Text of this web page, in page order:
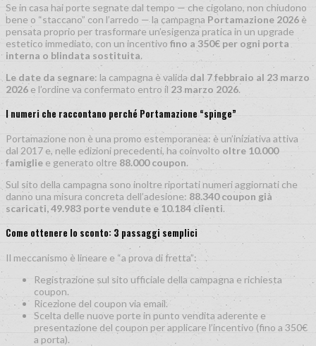
Se in casa hai porte segnate dal tempo — che cigolano, non chiudono
bene o “staccano” con l’arredo — la campagna Portamazione 2026 è
pensata proprio per trasformare un’esigenza pratica in un upgrade
estetico immediato, con un incentivo fino a 350€ per ogni porta
interna o blindata sostituita.
Le date da segnare: la campagna è validadal 7 febbraio al 23 marzo
2026 e l’ordine va confermato entro il 23 marzo 2026.
I numeri che raccontano perché Portamazione “spinge”
Portamazione non è una promo estemporanea: è un’iniziativa attiva
dal 2017 e, nelle edizioni precedenti, ha coinvolto oltre 10.000
famiglie e generato oltre 88.000 coupon.
Sul sito della campagna sono inoltre riportati numeri aggiornati che
danno una misura concreta dell’adesione: 88.340 coupon già
scaricati, 49.983 porte vendute e 10.184 clienti.
Come ottenere lo sconto: 3 passaggi semplici
Il meccanismo è lineare e “a prova di fretta”:
Registrazione sul sito ufficiale della campagna e richiesta
coupon.
Ricezione del coupon via email.
Scelta delle nuove porte in punto vendita aderente e
presentazione del coupon per applicare l’incentivo (fino a 350€
a porta).